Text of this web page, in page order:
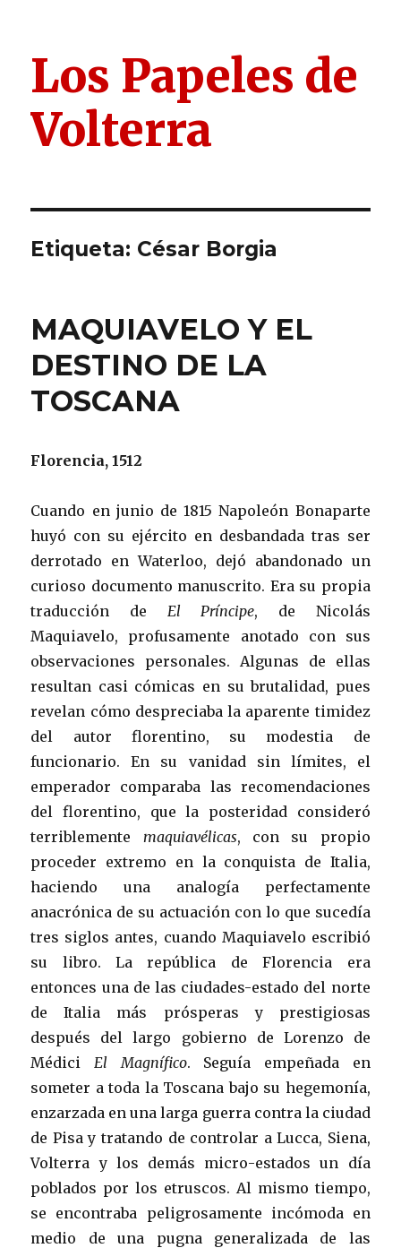
Los Papeles de
Volterra
Etiqueta: César Borgia
MAQUIAVELO Y EL
DESTINO DE LA
TOSCANA
Florencia, 1512
Cuando en junio de 1815 Napoleón Bonaparte
huyó con su ejército en desbandada tras ser
derrotado en Waterloo, dejó abandonado un
curioso documento manuscrito. Era su propia
traducción de El Príncipe, de Nicolás
Maquiavelo, profusamente anotado con sus
observaciones personales. Algunas de ellas
resultan casi cómicas en su brutalidad, pues
revelan cómo despreciaba la aparente timidez
del autor florentino, su modestia de
funcionario. En su vanidad sin límites, el
emperador comparaba las recomendaciones
del florentino, que la posteridad consideró
terriblemente maquiavélicas, con su propio
proceder extremo en la conquista de Italia,
haciendo una analogía perfectamente
anacrónica de su actuación con lo que sucedía
tres siglos antes, cuando Maquiavelo escribió
su libro. La república de Florencia era
entonces una de las ciudades-estado del norte
de Italia más prósperas y prestigiosas
después del largo gobierno de Lorenzo de
MédiciEl Magnífico. Seguía empeñada en
someter a toda la Toscana bajo su hegemonía,
enzarzada en una larga guerra contra la ciudad
de Pisa y tratando de controlar a Lucca, Siena,
Volterra y los demás micro-estados un día
poblados por los etruscos. Al mismo tiempo,
se encontraba peligrosamente incómoda en
medio de una pugna generalizada de las